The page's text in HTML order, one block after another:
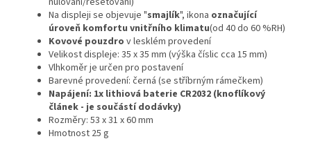
Na displeji se objevuje "smajlík", ikona označující
úroveň komfortu vnitřního klimatu(od 40 do 60 %RH)
Kovové pouzdro v lesklém provedení
Velikost displeje: 35 x 35 mm (výška číslic cca 15 mm)
Vlhkoměr je určen pro postavení
Barevné provedení: černá (se stříbrným rámečkem)
Napájení: 1x lithiová baterie CR2032 (knoflíkový
článek - je součástí dodávky)
Rozměry: 53 x 31 x 60 mm
Hmotnost 25 g